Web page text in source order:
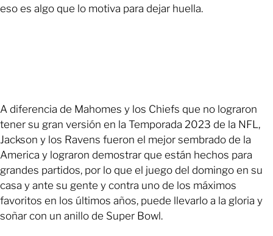
eso es algo que lo motiva para dejar huella.
A diferencia de Mahomes y los Chiefs que no lograron
tener su gran versión en la Temporada 2023 de la NFL,
Jackson y los Ravens fueron el mejor sembrado de la
America y lograron demostrar que están hechos para
grandes partidos, por lo que el juego del domingo en su
casa y ante su gente y contra uno de los máximos
favoritos en los últimos años, puede llevarlo a la gloria y
soñar con un anillo de Super Bowl.